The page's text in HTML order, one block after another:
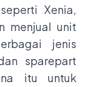
Xenia,
menjual unit
jenis
sparepart
itu untuk